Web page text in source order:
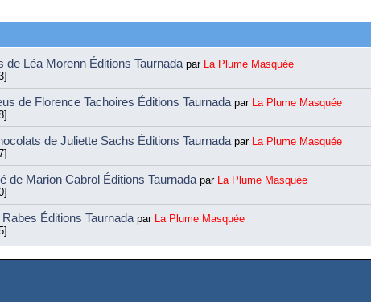
de Léa Morenn Éditions Taurnada par
La Plume Masquée
de Florence Tachoires Éditions Taurnada par
La Plume Masquée
de Juliette Sachs Éditions Taurnada par
La Plume Masquée
de Marion Cabrol Éditions Taurnada par
La Plume Masquée
Éditions Taurnada par
La Plume Masquée